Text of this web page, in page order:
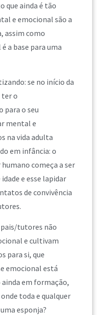
que ainda é tão
e emocional são a
assim como
a base para uma
se no início da
ter o
o seu
mental e
na vida adulta
em infância: o
começa a ser
e esse lapidar
de convivência
pais/tutores não
e cultivam
para si, que
emocional está
em formação,
toda e qualquer
esponja?